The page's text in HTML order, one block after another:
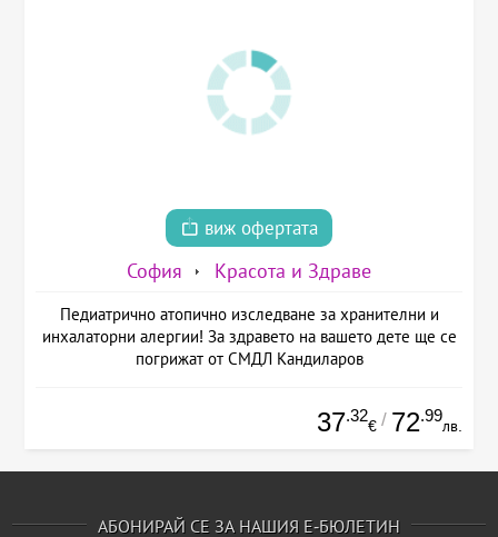
виж офертата
София Красота и Здраве
Педиатрично атопично изследване за хранителни и
инхалаторни алергии! За здравето на вашето дете ще се
погрижат от СМДЛ Кандиларов
37.32
€ / 72.99
лв.
АБОНИРАЙ СЕ ЗА НАШИЯ Е-БЮЛЕТИН